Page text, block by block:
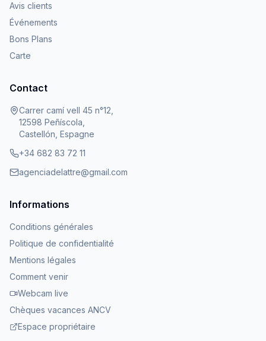
Avis clients
Événements
Bons Plans
Carte
Contact
Carrer camí vell 45 n°12,
12598 Peñíscola,
Castellón, Espagne
+34 682 83 72 11
agenciadelattre@gmail.com
Informations
Conditions générales
Politique de confidentialité
Mentions légales
Comment venir
Webcam live
Chèques vacances ANCV
Espace propriétaire